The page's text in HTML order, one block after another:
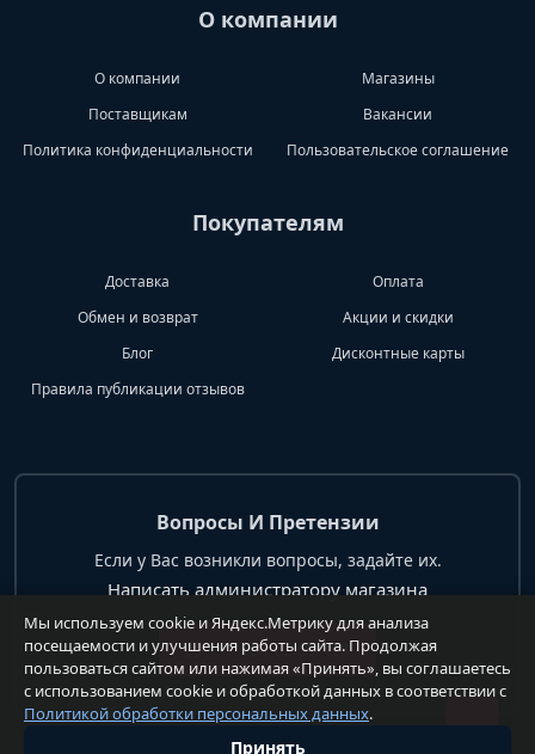
О компании
О компании
Магазины
Поставщикам
Вакансии
Политика конфиденциальности
Пользовательское соглашение
Покупателям
Доставка
Оплата
Обмен и возврат
Акции и скидки
Блог
Дисконтные карты
Правила публикации отзывов
Вопросы И Претензии
Если у Вас возникли вопросы, задайте их.
Написать администратору магазина
+7 904 62 99 428
Мы используем cookie и Яндекс.Метрику для анализа
посещаемости и улучшения работы сайта. Продолжая
пользоваться сайтом или нажимая «Принять», вы соглашаетесь
с использованием cookie и обработкой данных в соответствии с
Политикой обработки персональных данных.
Принять